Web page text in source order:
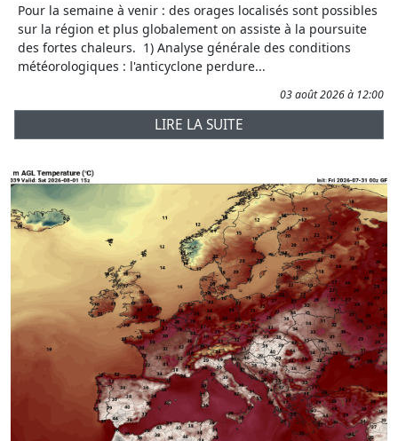
Pour la semaine à venir : des orages localisés sont possibles
sur la région et plus globalement on assiste à la poursuite
des fortes chaleurs. 1) Analyse générale des conditions
météorologiques : l'anticyclone perdure...
03 août 2026 à 12:00
LIRE LA SUITE